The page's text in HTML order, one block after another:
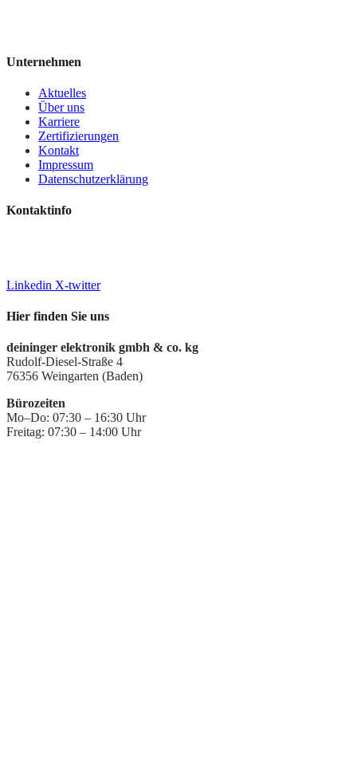
Unternehmen
Aktuelles
Über uns
Karriere
Zertifizierungen
Kontakt
Impressum
Datenschutzerklärung
Kontaktinfo
Linkedin X-twitter
Hier finden Sie uns
deininger elektronik gmbh & co. kg
Rudolf-Diesel-Straße 4
76356 Weingarten (Baden)
Bürozeiten
Mo–Do: 07:30 – 16:30 Uhr
Freitag: 07:30 – 14:00 Uhr